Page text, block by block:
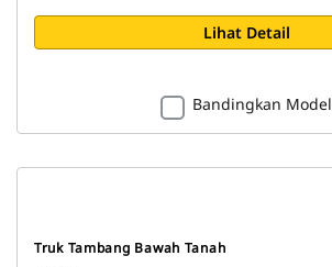
Lihat Detail
Bandingkan Model
Truk Tambang Bawah Tanah